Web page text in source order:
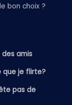
bon choix ?
amis
que je flirte?
pas de